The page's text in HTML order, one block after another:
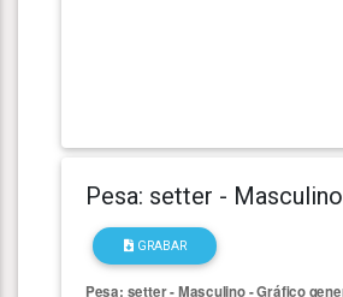
Pesa: setter - Masculino
GRABAR